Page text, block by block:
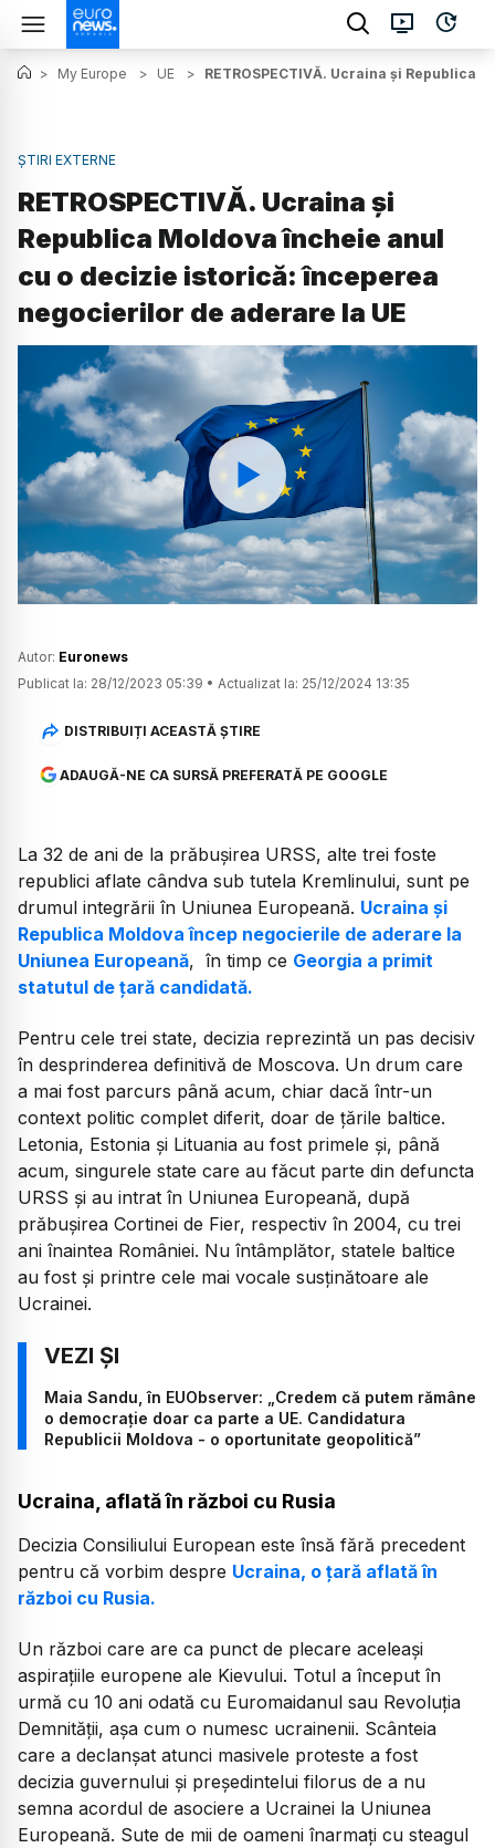
> My Europe > UE > RETROSPECTIVĂ. Ucraina și
ȘTIRI EXTERNE
RETROSPECTIVĂ. Ucraina și
Republica Moldova încheie anul
cu o decizie istorică: începerea
negocierilor de aderare la UE
Watch
Autor: Euronews
Publicat la: 28/12/2023 05:39 • Actualizat la: 25/12/2024 13:35
DISTRIBUIȚI ACEASTĂ ȘTIRE
ADAUGĂ-NE CA SURSĂ PREFERATĂ PE GOOGLE
La 32 de ani de la prăbușirea URSS, alte trei foste
republici aflate cândva sub tutela Kremlinului, sunt pe
drumul integrării în Uniunea Europeană. Ucraina și
Republica Moldova încep negocierile de aderare la
Uniunea Europeană, în timp ce Georgia a primit
statutul de țară candidată.
Pentru cele trei state, decizia reprezintă un pas decisiv
în desprinderea definitivă de Moscova. Un drum care
a mai fost parcurs până acum, chiar dacă într-un
context politic complet diferit, doar de țările baltice.
Letonia, Estonia și Lituania au fost primele și, până
acum, singurele state care au făcut parte din defuncta
URSS și au intrat în Uniunea Europeană, după
prăbușirea Cortinei de Fier, respectiv în 2004, cu trei
ani înaintea României. Nu întâmplător, statele baltice
au fost și printre cele mai vocale susținătoare ale
Ucrainei.
Maia Sandu, în EUObserver: „Credem că putem rămâne
o democrație doar ca parte a UE. Candidatura
Republicii Moldova - o oportunitate geopolitică”
Ucraina, aflată în război cu Rusia
Decizia Consiliului European este însă fără precedent
pentru că vorbim despre Ucraina, o țară aflată în
război cu Rusia.
Un război care are ca punct de plecare aceleași
aspirațiile europene ale Kievului. Totul a început în
urmă cu 10 ani odată cu Euromaidanul sau Revoluția
Demnității, așa cum o numesc ucrainenii. Scânteia
care a declanșat atunci masivele proteste a fost
decizia guvernului și președintelui filorus de a nu
semna acordul de asociere a Ucrainei la Uniunea
Europeană. Sute de mii de oameni înarmați cu steagul